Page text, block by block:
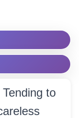
Tending to